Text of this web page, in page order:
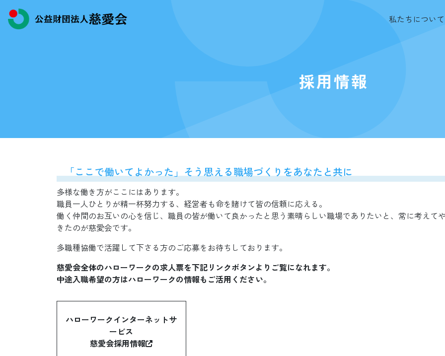
私たちについて
採用情報
「ここで働いてよかった」そう思える職場づくりをあなたと共に
多様な働き方がここにはあります。
職員一人ひとりが精一杯努力する、経営者も命を賭けて皆の信頼に応える。
働く仲間のお互いの心を信じ、職員の皆が働いて良かったと思う素晴らしい職場でありたいと、常に考えて
きたのが慈愛会です。
多職種協働で活躍して下さる方のご応募をお待ちしております。
慈愛会全体のハローワークの求人票を下記リンクボタンよりご覧になれます。
中途入職希望の方はハローワークの情報もご活用ください。
ハローワークインターネットサ
ービス
慈愛会採用情報